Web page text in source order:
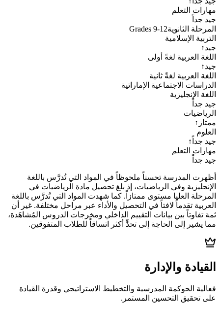
مهارات التعلم
جيد جداً
المرحلة الثانويةGrades 9-12
التربية الإسلامية
جيد↑
اللغة العربية لغةً أولى
جيد↑
اللغة العربية لغةً ثانية
الدراسات الاجتماعية الإماراتية
اللغة الإنجليزية
جيد جداً
الرياضيات
ممتاز ↑
العلوم
جيد جداً ↑
مهارات التعلم
جيد جداً
أظهرت المدرسة تحسناً ملحوظاً في المواد التي تُدرَّس باللغة
الإنجليزية وفي الرياضيات، إذ بلغ تحصيل مادة الرياضيات في
المرحلة العليا مستوى ممتازاً. كما شهدت المواد التي تُدرَّس باللغة
العربية تقدماً لافتاً في التحصيل والأداء عبر مراحل مختلفة. غير أن
ثمة تفاوتاً بين بيانات التقييم الداخلي ومخرجات الدروس المُشاهَدة،
مما يشير إلى الحاجة إلى تحدٍّ أكثر اتساقاً للطلاب المتفوقين.
القيادة والإدارة
فعالية الحوكمة المدرسية والتخطيط الاستراتيجي وقدرة القيادة
على تحقيق التحسين المستمر.